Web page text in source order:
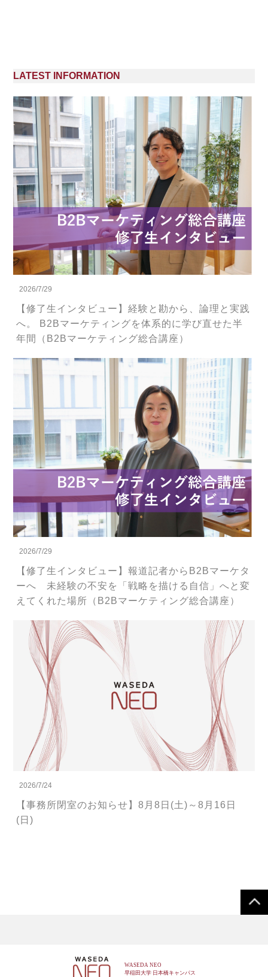
LATEST INFORMATION
2026/7/29
【修了生インタビュー】経験と勘から、論理と実践
へ。 B2Bマーケティングを体系的に学び直せた半
年間（B2Bマーケティング総合講座）
2026/7/29
【修了生インタビュー】報道記者からB2Bマーケタ
ーへ 未経験の不安を「戦略を描ける自信」へと変
えてくれた場所（B2Bマーケティング総合講座）
2026/7/24
【事務所閉室のお知らせ】8月8日(土)～8月16日
(日)